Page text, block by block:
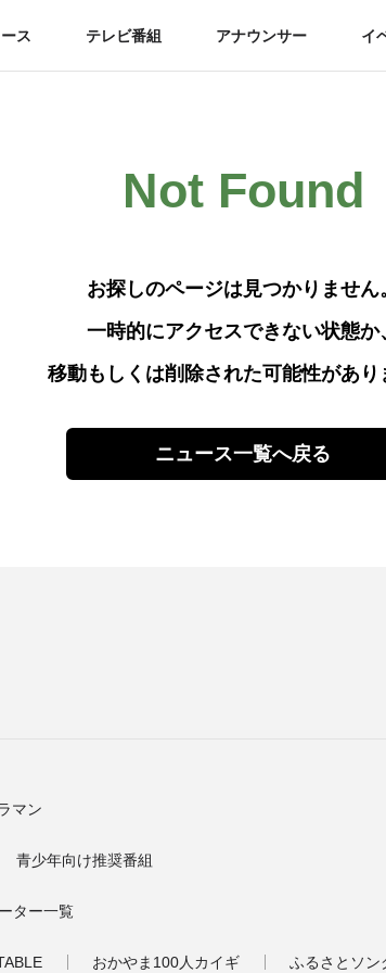
ス テレビ番組 アナウンサー イ
Not Found
お探しのページは見つかりません
一時的にアクセスできない状態か
移動もしくは削除された可能性があり
ニュース一覧へ戻る
マン
青少年向け推奨番組
ター一覧
おかやま100人カイギ ふるさとソン